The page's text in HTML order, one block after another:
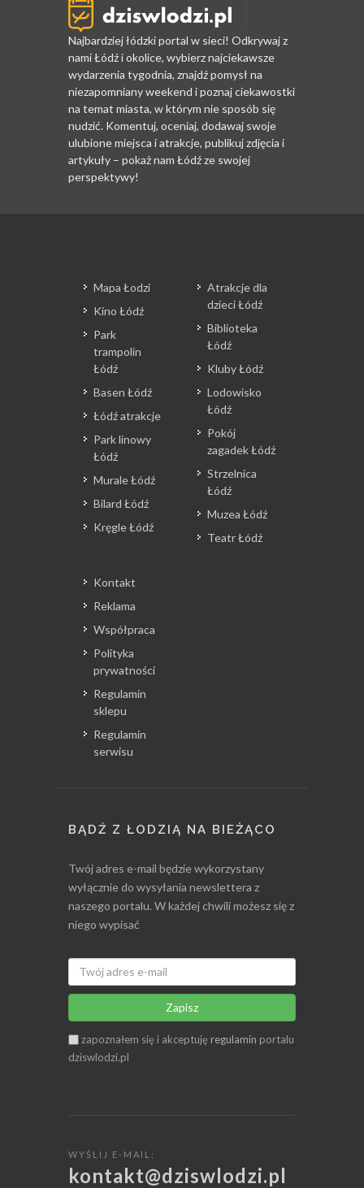
Najbardziej łódzki portal w sieci! Odkrywaj z
nami Łódź i okolice, wybierz najciekawsze
wydarzenia tygodnia, znajdź pomysł na
niezapomniany weekend i poznaj ciekawostki
na temat miasta, w którym nie sposób się
nudzić. Komentuj, oceniaj, dodawaj swoje
ulubione miejsca i atrakcje, publikuj zdjęcia i
artykuły – pokaż nam Łódź ze swojej
perspektywy!
Mapa Łodzi
Kino Łódź
Park
trampolin
Łódź
Basen Łódź
Łódź atrakcje
Park linowy
Łódź
Murale Łódź
Bilard Łódź
Kręgle Łódź
Atrakcje dla
dzieci Łódź
Biblioteka
Łódź
Kluby Łódź
Lodowisko
Łódź
Pokój
zagadek Łódź
Strzelnica
Łódź
Muzea Łódź
Teatr Łódź
Kontakt
Reklama
Współpraca
Polityka
prywatności
Regulamin
sklepu
Regulamin
serwisu
BĄDŹ Z ŁODZIĄ NA BIEŻĄCO
Twój adres e-mail będzie wykorzystany
wyłącznie do wysyłania newslettera z
naszego portalu. W każdej chwili możesz się z
niego wypisać
Zapisz
zapoznałem się i akceptuję regulamin portalu
dziswlodzi.pl
WYŚLIJ E-MAIL:
kontakt@dziswlodzi.pl